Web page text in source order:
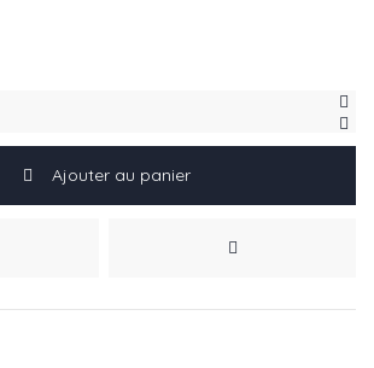
Ajouter au panier